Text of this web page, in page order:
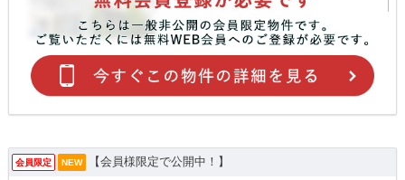
会員限定 NEW 【会員様限定で公開中！】